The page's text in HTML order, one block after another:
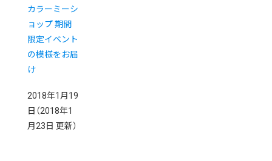
カラーミーシ
ョップ 期間
限定イベント
の模様をお届
け
2018年1月19
日 （2018年1
月23日 更新）